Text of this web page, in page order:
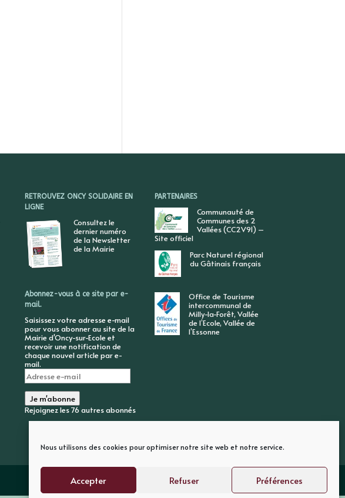
Nous utilisons des cookies pour optimiser notre site web et notre service.
Accepter Refuser Préférences
RETROUVEZ ONCY SOLIDAIRE EN
LIGNE
Consultez le
dernier numéro
de la Newsletter
de la Mairie
Abonnez-vous à ce site par e-
mail.
Saisissez votre adresse e-mail
pour vous abonner au site de la
Mairie d'Oncy-sur-Ecole et
recevoir une notification de
chaque nouvel article par e-
mail.
Adresse
e-
mail
Je m'abonne
Rejoignez les 76 autres abonnés
PARTENAIRES
Communauté de
Communes des 2
Vallées (CC2V91) –
Site officiel
Parc Naturel régional
du Gâtinais français
Office de Tourisme
intercommunal de
Milly-la-Forêt, Vallée
de l’Ecole, Vallée de
l’Essonne